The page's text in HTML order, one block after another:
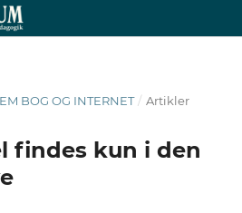
BOG OG INTERNET / Artikler
findes kun i den